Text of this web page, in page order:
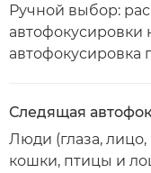
Ручной выбор:
автофокусировки
автофокусировка
Следящая
Люди (глаза, лицо,
кошки, птицы и